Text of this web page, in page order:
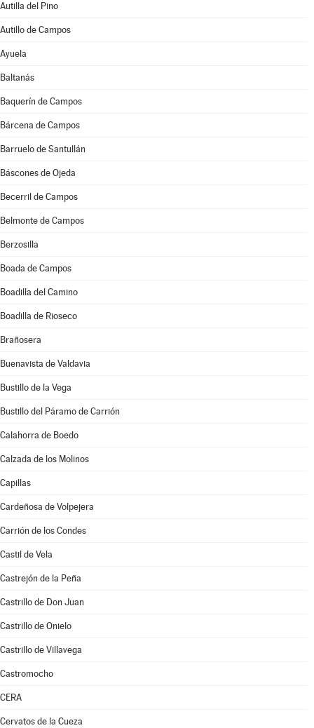
Autilla del Pino
Autillo de Campos
Ayuela
Baltanás
Baquerín de Campos
Bárcena de Campos
Barruelo de Santullán
Báscones de Ojeda
Becerril de Campos
Belmonte de Campos
Berzosilla
Boada de Campos
Boadilla del Camino
Boadilla de Rioseco
Brañosera
Buenavista de Valdavia
Bustillo de la Vega
Bustillo del Páramo de Carrión
Calahorra de Boedo
Calzada de los Molinos
Capillas
Cardeñosa de Volpejera
Carrión de los Condes
Castil de Vela
Castrejón de la Peña
Castrillo de Don Juan
Castrillo de Onielo
Castrillo de Villavega
Castromocho
CERA
Cervatos de la Cueza